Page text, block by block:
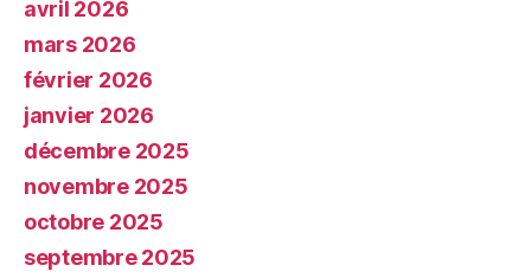
avril 2026
mars 2026
février 2026
janvier 2026
décembre 2025
novembre 2025
octobre 2025
septembre 2025